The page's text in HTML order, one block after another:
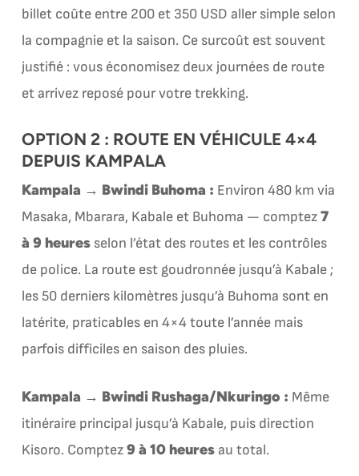
billet coûte entre 200 et 350 USD aller simple selon
la compagnie et la saison. Ce surcoût est souvent
justifié : vous économisez deux journées de route
et arrivez reposé pour votre trekking.
OPTION 2 : ROUTE EN VÉHICULE 4×4
DEPUIS KAMPALA
Kampala → Bwindi Buhoma : Environ 480 km via
Masaka, Mbarara, Kabale et Buhoma — comptez7
à 9 heuresselon l’état des routes et les contrôles
de police. La route est goudronnée jusqu’à Kabale ;
les 50 derniers kilomètres jusqu’à Buhoma sont en
latérite, praticables en 4×4 toute l’année mais
parfois difficiles en saison des pluies.
Kampala → Bwindi Rushaga/Nkuringo : Même
itinéraire principal jusqu’à Kabale, puis direction
Kisoro. Comptez9 à 10 heuresau total.